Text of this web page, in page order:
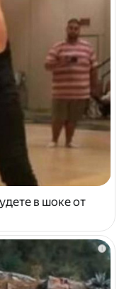
в шоке от
i